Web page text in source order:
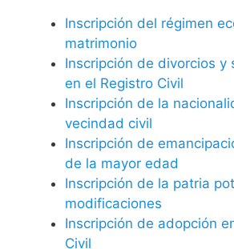
Inscripción del régimen
matrimonio
Inscripción de divorcios y
en el Registro Civil
Inscripción de la
vecindad civil
Inscripción de
de la mayor edad
Inscripción de la patria
modificaciones
Inscripción de adopción
Civil